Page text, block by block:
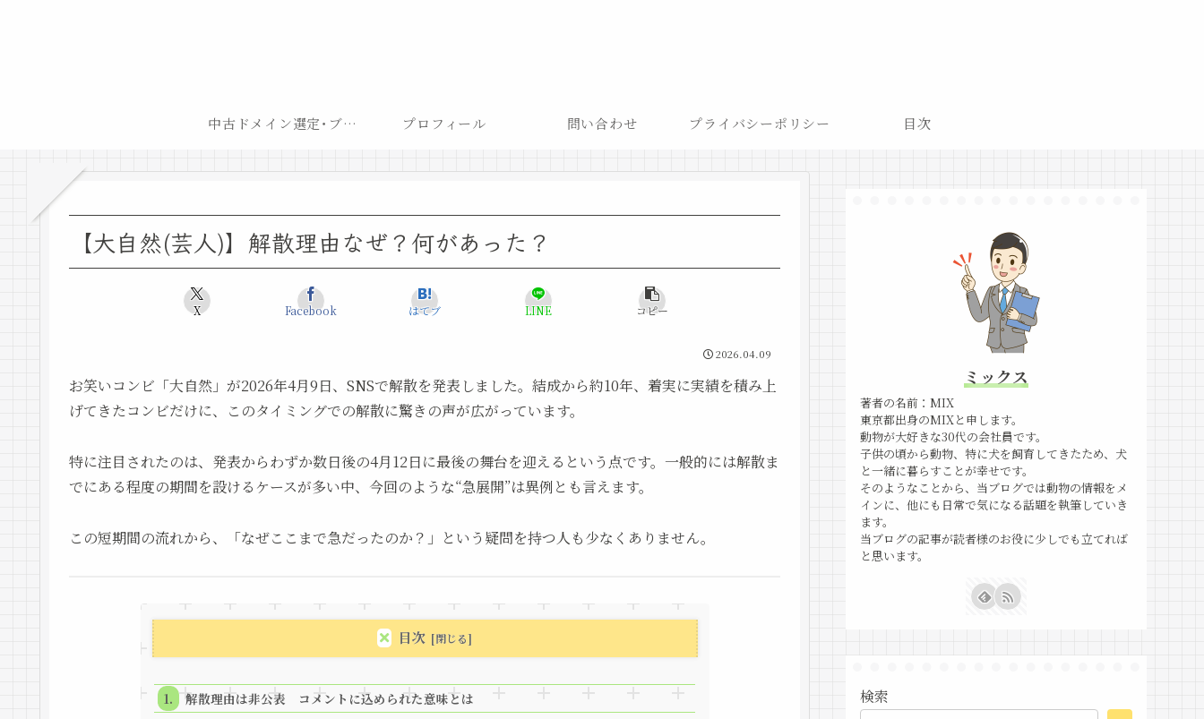
中古ドメイン選定･ブログ開設後最短での収益化戦略 プロフィール 問い合わせ プライバシーポリシー 目次
【大自然(芸人)】解散理由なぜ？何があった？
X Facebook はてブ LINE コピー
2026.04.09
お笑いコンビ「大自然」が2026年4月9日、SNSで解散を発表しました。結成から約10年、着実に実績を積み上
げてきたコンビだけに、このタイミングでの解散に驚きの声が広がっています。
特に注目されたのは、発表からわずか数日後の4月12日に最後の舞台を迎えるという点です。一般的には解散ま
でにある程度の期間を設けるケースが多い中、今回のような“急展開”は異例とも言えます。
この短期間の流れから、「なぜここまで急だったのか？」という疑問を持つ人も少なくありません。
目次
解散理由は非公表 コメントに込められた意味とは
ミックス
著者の名前：MIX
東京都出身のMIXと申します。
動物が大好きな30代の会社員です。
子供の頃から動物、特に犬を飼育してきたため、犬
と一緒に暮らすことが幸せです。
そのようなことから、当ブログでは動物の情報をメ
インに、他にも日常で気になる話題を執筆していき
ます。
当ブログの記事が読者様のお役に少しでも立てれば
と思います。
検索